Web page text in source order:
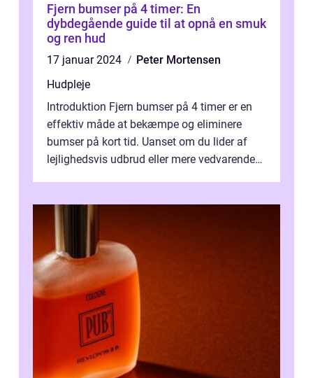
Fjern bumser på 4 timer: En
dybdegående guide til at opnå en smuk
og ren hud
17 januar 2024
Peter Mortensen
Hudpleje
Introduktion Fjern bumser på 4 timer er en
effektiv måde at bekæmpe og eliminere
bumser på kort tid. Uanset om du lider af
lejlighedsvis udbrud eller mere vedvarende